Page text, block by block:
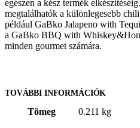
egészen a kész termék
megtalálhatók a különlegesebb
például GaBko Jalapeno with
a GaBko BBQ with
minden gourmet számára.
TOVÁBBI INFORMÁCIÓK
Tömeg 0.211 kg